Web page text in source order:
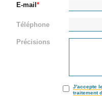
E-mail
Téléphone
Précisions
J'accepte
traitement